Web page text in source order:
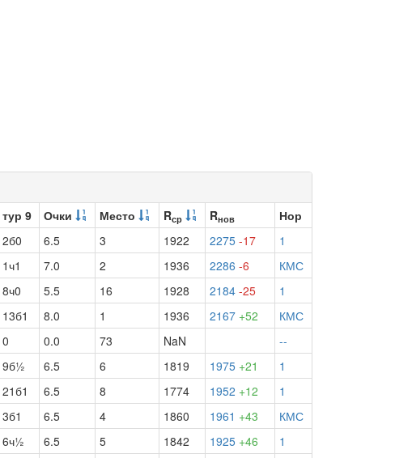
тур 9 Очки Место Rср Rнов
Нор
2б0 6.5 3 1922 2275 -17
1
1ч1 7.0 2 1936 2286 -6
КМС
8ч0 5.5 16 1928 2184 -25
1
13б1 8.0 1 1936 2167 +52
КМС
0 0.0 73 NaN
--
9б½ 6.5 6 1819 1975 +21
1
21б1 6.5 8 1774 1952 +12
1
3б1 6.5 4 1860 1961 +43
КМС
6ч½ 6.5 5 1842 1925 +46
1